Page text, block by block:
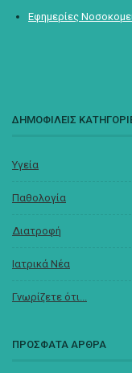
Εφημερίες
ΔΗΜΟΦΙΛΕΙΣ
Υγεία
Παθολογία
Διατροφή
Ιατρικά Νέα
Γνωρίζετε ότι...
ΠΡΟΣΦΑΤΑ ΑΡΘΡΑ